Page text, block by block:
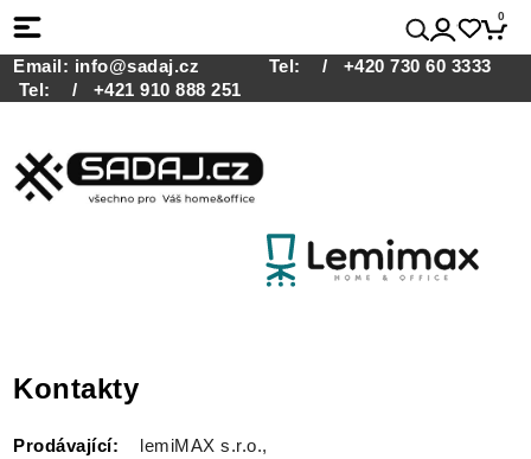
0
Email: info@sadaj.cz Tel:
/ +420 730 60 3333
Tel:
/ +421 910 888 251
Kontakty
Prodávající: lemiMAX s.r.o.,